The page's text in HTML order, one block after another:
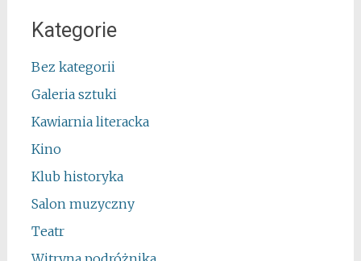
Kategorie
Bez kategorii
Galeria sztuki
Kawiarnia literacka
Kino
Klub historyka
Salon muzyczny
Teatr